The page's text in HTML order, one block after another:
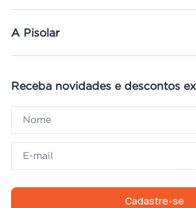
A Pisolar
Receba novidades e descontos
Cadastre-se